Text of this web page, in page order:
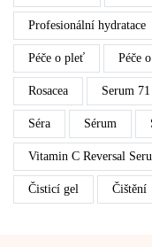
Profesionální hydratace
Péče o pleť Péče
Rosacea Serum 71
Séra Sérum
Vitamin C Reversal
Čisticí gel Čištění